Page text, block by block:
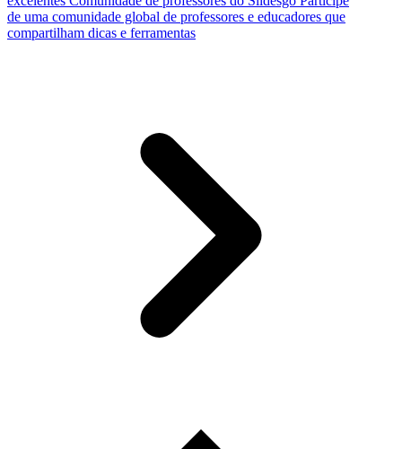
de uma comunidade global de professores e educadores que
compartilham dicas e ferramentas